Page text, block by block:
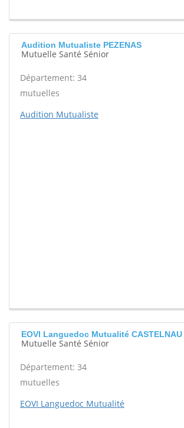
Audition Mutualiste PEZENAS
Mutuelle Santé Sénior
Département: 34
mutuelles
Audition Mutualiste
EOVI Languedoc Mutualité CASTELNAU
Mutuelle Santé Sénior
Département: 34
mutuelles
EOVI Languedoc Mutualité